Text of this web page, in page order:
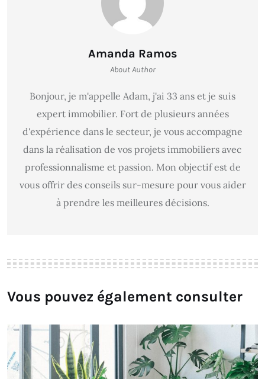
Amanda Ramos
About Author
Bonjour, je m'appelle Adam, j'ai 33 ans et je suis
expert immobilier. Fort de plusieurs années
d'expérience dans le secteur, je vous accompagne
dans la réalisation de vos projets immobiliers avec
professionnalisme et passion. Mon objectif est de
vous offrir des conseils sur-mesure pour vous aider
à prendre les meilleures décisions.
Vous pouvez également consulter